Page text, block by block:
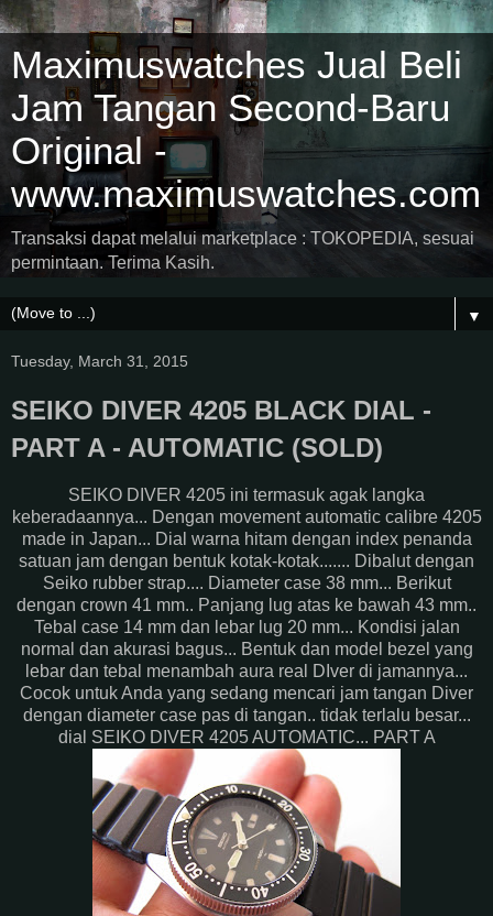
Maximuswatches Jual Beli
Jam Tangan Second-Baru
Original -
www.maximuswatches.com
Transaksi dapat melalui marketplace : TOKOPEDIA, sesuai
permintaan. Terima Kasih.
▼
Tuesday, March 31, 2015
SEIKO DIVER 4205 BLACK DIAL -
PART A - AUTOMATIC (SOLD)
SEIKO DIVER 4205 ini termasuk agak langka
keberadaannya... Dengan movement automatic calibre 4205
made in Japan... Dial warna hitam dengan index penanda
satuan jam dengan bentuk kotak-kotak....... Dibalut dengan
Seiko rubber strap.... Diameter case 38 mm... Berikut
dengan crown 41 mm.. Panjang lug atas ke bawah 43 mm..
Tebal case 14 mm dan lebar lug 20 mm... Kondisi jalan
normal dan akurasi bagus... Bentuk dan model bezel yang
lebar dan tebal menambah aura real DIver di jamannya...
Cocok untuk Anda yang sedang mencari jam tangan Diver
dengan diameter case pas di tangan.. tidak terlalu besar...
dial SEIKO DIVER 4205 AUTOMATIC... PART A